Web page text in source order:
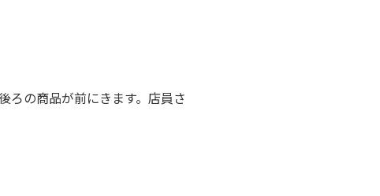
ろの商品が前にきます。店員さ